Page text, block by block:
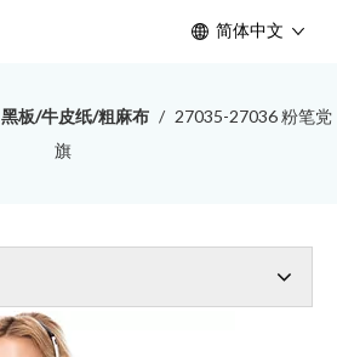
简体中文
黑板/牛皮纸/粗麻布 / 27035-27036 粉笔党
旗